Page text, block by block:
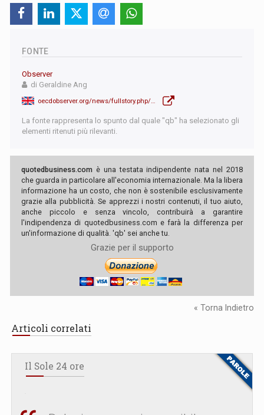
FONTE
Observer
di Geraldine Ang
oecdobserver.org/news/fullstory.php/aid/5980/Investment_in_renewable_energy:_What_policymakers_must_do_to_make_it_happen.html
La fonte rappresenta lo spunto dal quale "qb" ha selezionato gli
elementi ritenuti più rilevanti.
quotedbusiness.com è una testata indipendente nata nel 2018
che guarda in particolare all'economia internazionale. Ma la libera
informazione ha un costo, che non è sostenibile esclusivamente
grazie alla pubblicità. Se apprezzi i nostri contenuti, il tuo aiuto,
anche piccolo e senza vincolo, contribuirà a garantire
l'indipendenza di quotedbusiness.com e farà la differenza per
un'informazione di qualità. 'qb' sei anche tu.
Grazie per il supporto
« Torna Indietro
Articoli correlati
Il Sole 24 ore